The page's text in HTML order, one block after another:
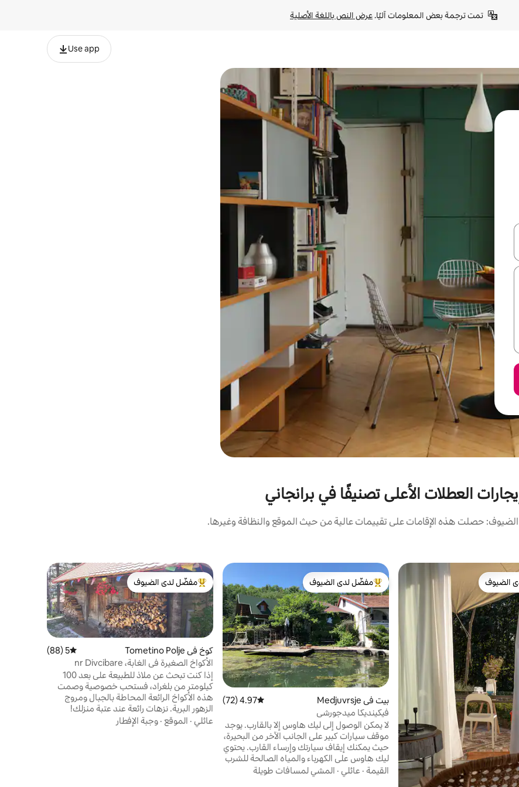
تمت ترجمة بعض المعلومات آليًا. عرض النص باللغة الأصلية
Use app
استكشف عن طريق اللمس أو السحب.
العطلات الأعلى تصنيفًا في برانجاني
حصلت هذه الإقامات على تقييمات عالية من حيث الموقع والنظافة وغيرها.
المفضّلة لدى الضيوف
الضيوف
من أبرز البيوت المفضّلة لدى الضيوف
مفضّل لدى الضيوف
بيت في Medjuvrsje متوسط التقييم 4.97 من 5، 72 مراجعات
4.97 (72)
فيكينديكا ميدجورشي
لا يمكن الوصول إلى ليك هاوس إلا بالقارب. يوجد
موقف سيارات كبير على الجانب الآخر من البحيرة،
حيث يمكنك إيقاف سيارتك وإرساء القارب. يحتوي
ليك هاوس على الكهرباء والمياه الصالحة للشرب
ومدفأة ومكان للشواء وإطلالة جميلة على
البحيرة وجبل أوفكار. جنة حقيقية لقضاء عطلة
القيمة · عائلي · المشي لمسافات طويلة
من أبرز البيوت المفضّلة لدى الضيوف
مفضّل لدى الضيوف
كوخ في Tometino Polje متوسط التقييم 5 من 5، 88 مراجعات
5 (88)
الأكواخ الصغيرة في الغابة، nr Divcibare
إذا كنت تبحث عن ملاذ للطبيعة على بعد 100
كيلومتر من بلغراد، فستحب خصوصية وصمت
هذه الأكواخ الرائعة المحاطة بالجبال ومروج
الزهور البرية. نزهات رائعة عند عتبة منزلك!
استيقظ كل صباح على تغريد الطيور ونم على
صوت الصراصير. اطبخ على موقد يعمل بالخشب
عائلي · الموقع · وجبة الإفطار